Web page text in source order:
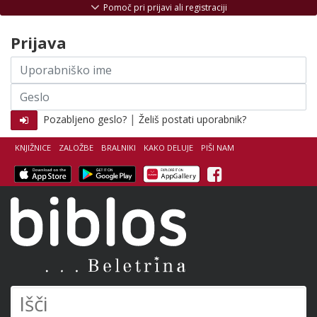
KNJIŽNICE ZALOŽBE BRALNIKI KAKO DELUJE PIŠI NAM
Facebook
Pomoč pri prijavi ali registraciji
Prijava
Uporabniško
ime
Geslo
Pozabljeno geslo? | Želiš postati uporabnik?